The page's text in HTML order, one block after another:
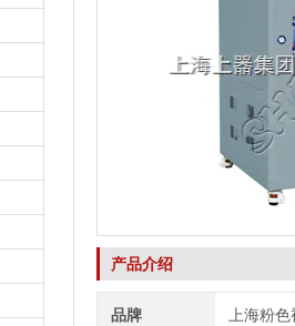
产品介绍
品牌 上海粉